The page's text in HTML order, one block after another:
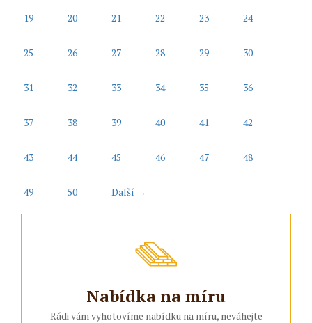
19 20 21 22 23 24
25 26 27 28 29 30
31 32 33 34 35 36
37 38 39 40 41 42
43 44 45 46 47 48
49 50 Další →
Nabídka na míru
Rádi vám vyhotovíme nabídku na míru, neváhejte